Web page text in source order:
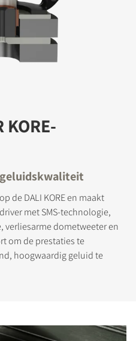
KORE-
de DALI KORE en maakt
met SMS-technologie,
dometweeter en
om de prestaties te
hoogwaardig geluid te